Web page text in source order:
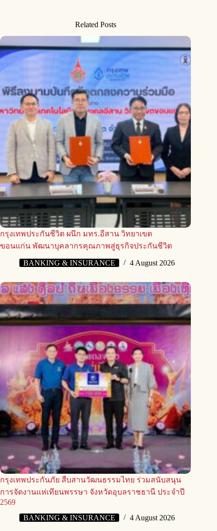
Related Posts
กรุงเทพประกันชีวิต ผนึก มทร.อีสาน วิทยาเขต
ขอนแก่น พัฒนาบุคลากรคุณภาพสู่ธุรกิจประกันชีวิต
BANKING & INSURANCE 4 August 2026
กรุงเทพประกันภัย สืบสานวัฒนธรรมไทย ร่วมสนับสนุน
การจัดงานแห่เทียนพรรษา จังหวัดอุบลราชธานี ประจำปี
2569
BANKING & INSURANCE
4 August 2026